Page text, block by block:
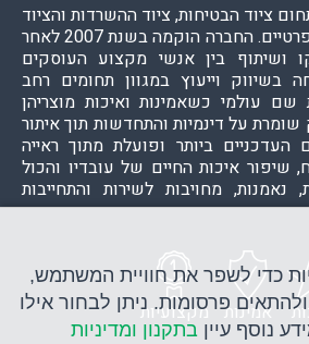
ציוד הבטיחות, ציוד ההשרדות והציוד
הטכנולוגי לתעשייה ולפרטיים. החברה הוקמה בשנת 2007 לאחר
ושיתוף בין אנשי מקצוע העוסקים
וייעוץ במגוון תחומים רחב
שם עולמי כשאמינות ואיכות מוצריהן
על דינמיות והתחדשות תוך איתור
העדכניים ביותר ופועלת מתוך ראייה
שיפור איכות החיים של עובדיו והכול
מחויבות לשירות והתחייבות
אמינות מקצועיות
כדי לשפר את חוויית המשתמש,
פרסומות. ניתן לבחור אילו
נוסף עיין בתקנון ומדיניות